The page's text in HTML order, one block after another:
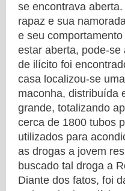
se encontrava
rapaz e sua
e seu
estar aberta, pode-se
de ilícito foi
casa localizou-se
maconha, distribuída
grande, totalizando
cerca de 1800 tubos
utilizados para
as drogas a jovem
buscado tal droga a
Diante dos fatos, foi